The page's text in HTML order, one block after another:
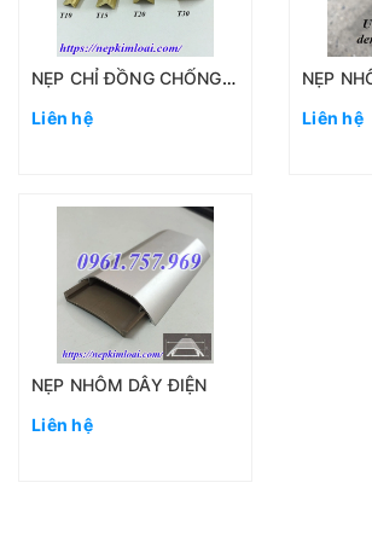
NẸP CHỈ ĐỒNG CHỐNG TRƠN
Liên hệ
NẸP
Liên hệ
NẸP NHÔM DÂY ĐIỆN
Liên hệ